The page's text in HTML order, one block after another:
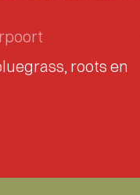
roots en